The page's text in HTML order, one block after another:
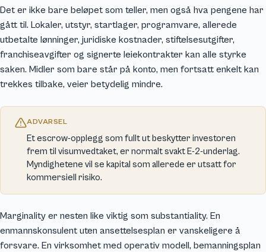
Det er ikke bare beløpet som teller, men også hva pengene har
gått til. Lokaler, utstyr, startlager, programvare, allerede
utbetalte lønninger, juridiske kostnader, stiftelsesutgifter,
franchiseavgifter og signerte leiekontrakter kan alle styrke
saken. Midler som bare står på konto, men fortsatt enkelt kan
trekkes tilbake, veier betydelig mindre.
ADVARSEL
Et escrow-opplegg som fullt ut beskytter investoren
frem til visumvedtaket, er normalt svakt E-2-underlag.
Myndighetene vil se kapital som allerede er utsatt for
kommersiell risiko.
Marginality er nesten like viktig som substantiality. En
enmannskonsulent uten ansettelsesplan er vanskeligere å
forsvare. En virksomhet med operativ modell, bemanningsplan